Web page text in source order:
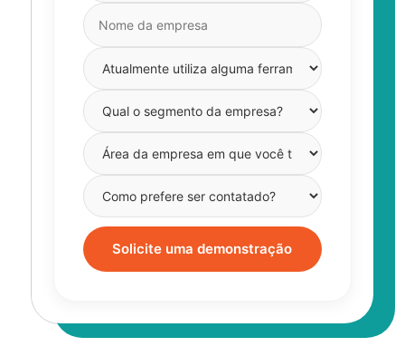
Solicite uma demonstração